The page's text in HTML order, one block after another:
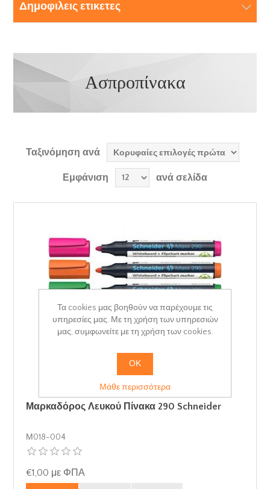
Δημοφιλεις ετικετες
Ασπροπίνακα
Ταξινόμηση ανά
Εμφάνιση ανά σελίδα
Μαρκαδόρος Λευκού Πίνακα 290 Schneider
Μ018-004
€1,00 με ΦΠΑ
Τα cookies μας βοηθούν να παρέχουμε τις
υπηρεσίες μας. Με τη χρήση των υπηρεσιών
μας, συμφωνείτε με τη χρήση των cookies.
ΟΚ
Μάθε περισσότερα